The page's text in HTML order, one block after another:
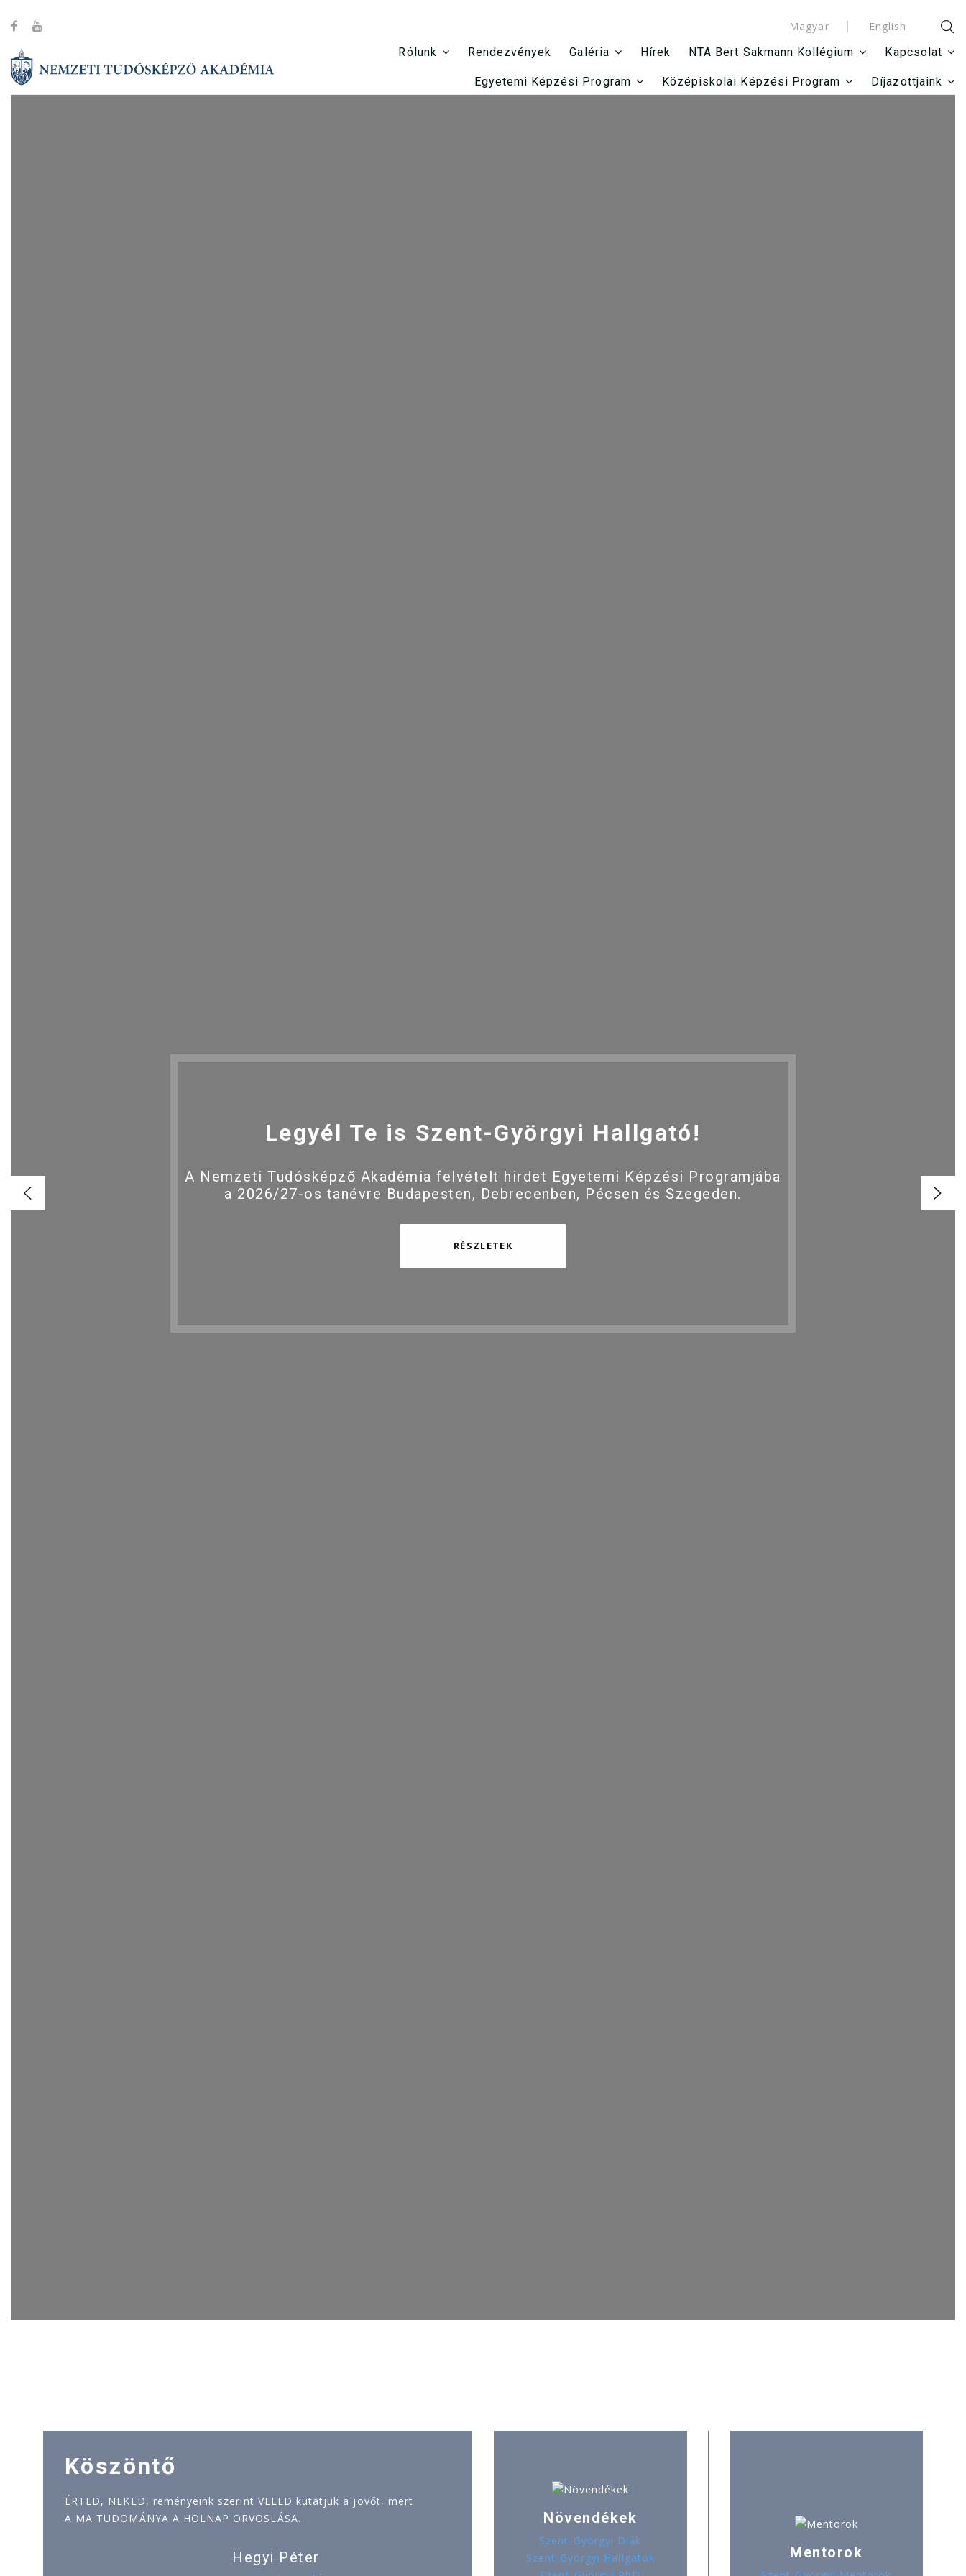
Magyar
English
Rólunk
Rendezvények Galéria Hírek NTA Bert Sakmann Kollégium Kapcsolat
Egyetemi Képzési Program Középiskolai Képzési Program Díjazottjaink
Legyél Te is Szent-Györgyi Hallgató!
A Nemzeti Tudósképző Akadémia felvételt hirdet Egyetemi Képzési Programjába
a 2026/27-os tanévre Budapesten, Debrecenben, Pécsen és Szegeden.
RÉSZLETEK
Köszöntő
ÉRTED, NEKED, reményeink szerint VELED kutatjuk a jövőt, mert
A MA TUDOMÁNYA A HOLNAP ORVOSLÁSA.
Hegyi Péter
Növendékek
Szent-Györgyi Diák
Szent-Györgyi Hallgatók
Mentorok